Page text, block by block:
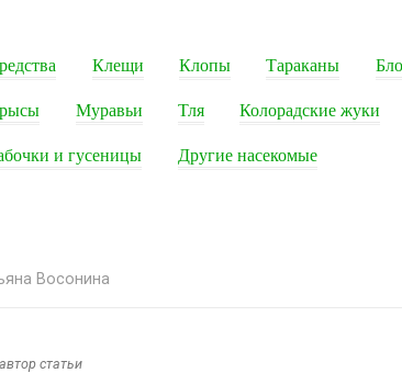
Клещи Клопы Тараканы
Муравьи Тля Колорадские жуки
и гусеницы Другие насекомые
Восонина
статьи